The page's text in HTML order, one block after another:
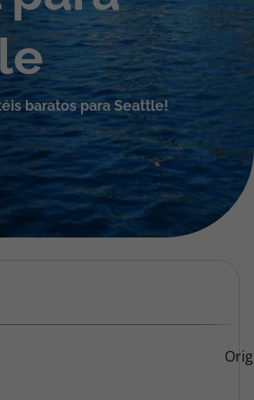
baratos para Seattle!